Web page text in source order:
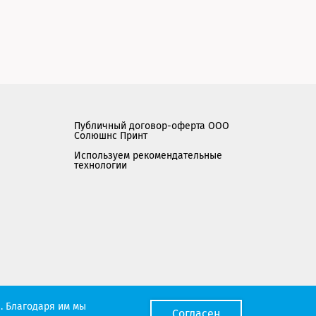
Публичный договор-оферта ООО
Солюшнс Принт
Используем рекомендательные
технологии
Мы работаем с порталом поставщиков
Благодаря им мы